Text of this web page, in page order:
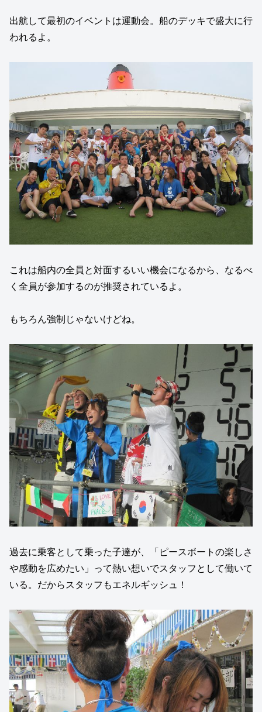
出航して最初のイベントは運動会。船のデッキで盛大に行
われるよ。
これは船内の全員と対面するいい機会になるから、なるべ
く全員が参加するのが推奨されているよ。
もちろん強制じゃないけどね。
過去に乗客として乗った子達が、「ピースボートの楽しさ
や感動を広めたい」って熱い想いでスタッフとして働いて
いる。だからスタッフもエネルギッシュ！